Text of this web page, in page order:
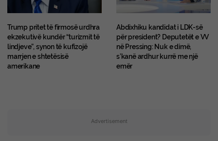
Trump pritet të firmosë urdhra
ekzekutivë kundër “turizmit të
lindjeve”, synon të kufizojë
marrjen e shtetësisë
amerikane
Abdixhiku kandidat i LDK-së
për president? Deputetët e VV
në Pressing: Nuk e dimë,
s’kanë ardhur kurrë me një
emër
Advertisement